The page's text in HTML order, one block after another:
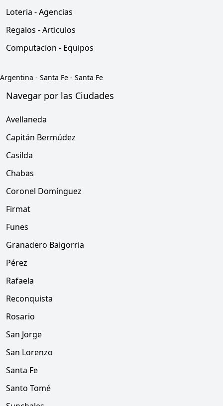
Loteria - Agencias
Regalos - Articulos
Computacion - Equipos
Argentina - Santa Fe - Santa Fe
Navegar por las Ciudades
Avellaneda
Capitán Bermúdez
Casilda
Chabas
Coronel Domínguez
Firmat
Funes
Granadero Baigorria
Pérez
Rafaela
Reconquista
Rosario
San Jorge
San Lorenzo
Santa Fe
Santo Tomé